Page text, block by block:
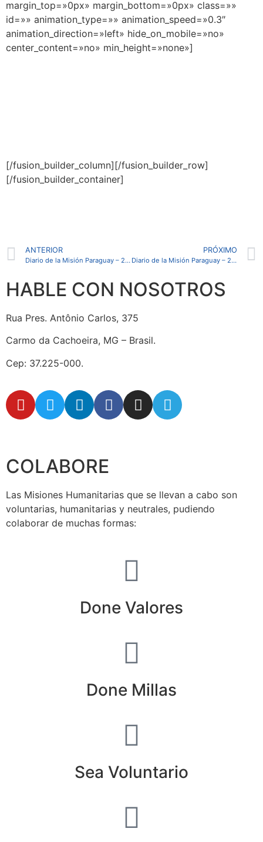
margin_top=»0px» margin_bottom=»0px» class=»»
id=»» animation_type=»» animation_speed=»0.3″
animation_direction=»left» hide_on_mobile=»no»
center_content=»no» min_height=»none»]
[/fusion_builder_column][/fusion_builder_row]
[/fusion_builder_container]
ANTERIOR
Diario de la Misión Paraguay – 27 de junio
PRÓXIMO
Diario de la Misión Paraguay – 29 de junio
HABLE CON NOSOTROS
Rua Pres. Antônio Carlos, 375
Carmo da Cachoeira, MG – Brasil.
Cep: 37.225-000.
COLABORE
Las Misiones Humanitarias que se llevan a cabo son
voluntarias, humanitarias y neutrales, pudiendo
colaborar de muchas formas:
Done Valores
Done Millas
Sea Voluntario